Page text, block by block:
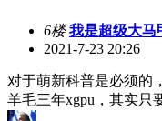
6楼 我是超级大马
2021-7-23 20:26
对于萌新科普是必须的
羊毛三年xgpu，其实只